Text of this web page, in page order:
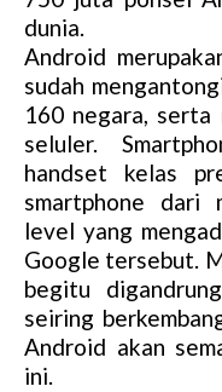
dunia.
Android
sudah
160 negara, serta
seluler.
handset kelas
smartphone dari
level yang
Google tersebut.
begitu
seiring
Android akan
ini.